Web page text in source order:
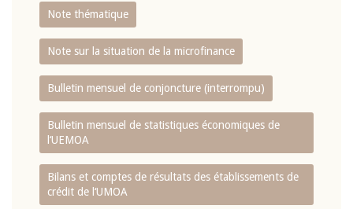
Note thématique
Note sur la situation de la microfinance
Bulletin mensuel de conjoncture (interrompu)
Bulletin mensuel de statistiques économiques de
l‘UEMOA
Bilans et comptes de résultats des établissements de
crédit de l‘UMOA